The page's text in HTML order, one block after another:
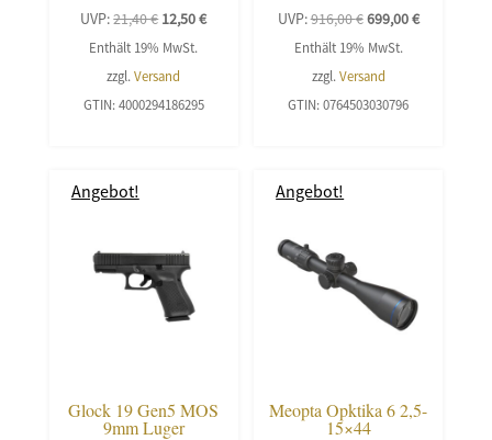
UVP:21,40€ Ursprünglicher
Preis
war:
21,40 €
12,50€Aktueller
Enthält 19% MwSt.
zzgl.Versand
GTIN: 4000294186295
UVP:916,00€Ursprünglicher
Preis
war:
916,00 €
699,00€Aktueller
Enthält 19% MwSt.
zzgl. Versand
GTIN: 0764503030796
Angebot!
Glock 19 Gen5 MOS
9mm Luger
Angebot!
Meopta Opktika 6 2,5-
15×44